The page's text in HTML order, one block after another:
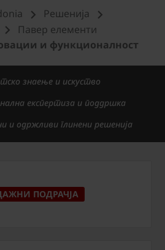
Решенија
Павер елементи
и функционалност
знаење и искуство
експертиза и поддршка
и одржливи глинени решенија
ПОДРАЧЈА